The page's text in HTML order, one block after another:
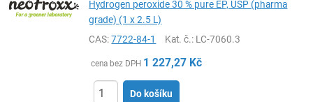
Hydrogen peroxide 30 % pure EP, USP (pharma
grade) (1 x 2.5 L)
CAS:7722-84-1 Kat. č.: LC-7060.3
cena bez DPH 1 227,27 Kč
Do košíku